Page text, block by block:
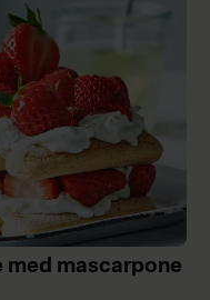
mascarpone